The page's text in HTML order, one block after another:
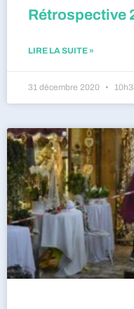
Rétrospective
LIRE LA SUITE »
31 décembre 2020